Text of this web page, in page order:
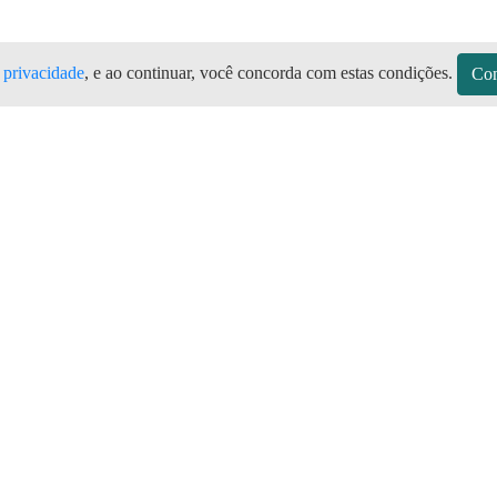
, e ao continuar, você concorda com estas condições.